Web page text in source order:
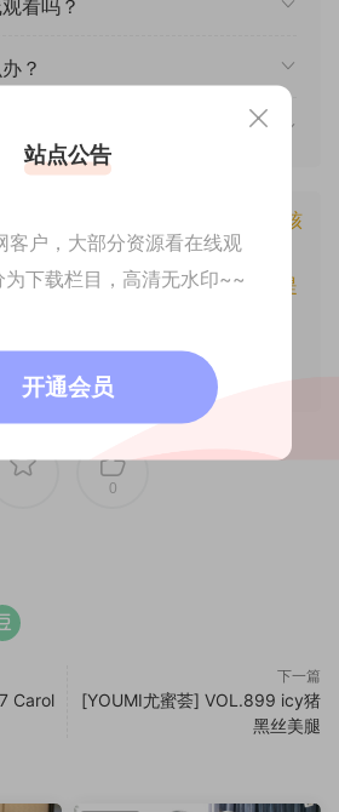
看吗？
？
参考学习，请勿批量搬运，一经核
分享，若侵犯了您的权益可以提
www.znjfg.com/995.html
0
Carol
下一篇
[YOUMI尤蜜荟] VOL.899 icy猪
黑丝美腿
站点公告
客户，大部分资源看在线观
为下载栏目，高清无水印~~
开通会员